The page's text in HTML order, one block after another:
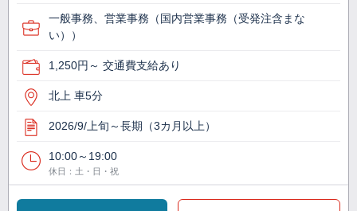
一般事務、営業事務（国内営業事務（受発注含まな
い））
1,250円～ 交通費支給あり
北上 車5分
2026/9/上旬～長期（3カ月以上）
10:00～19:00
休日：土・日・祝